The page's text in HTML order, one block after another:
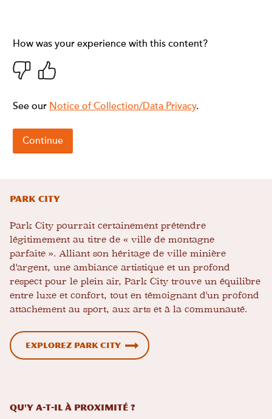
Park City
Park City pourrait certainement prétendre
légitimement au titre de « ville de montagne
parfaite ». Alliant son héritage de ville minière
d'argent, une ambiance artistique et un profond
respect pour le plein air, Park City trouve un équilibre
entre luxe et confort, tout en témoignant d'un profond
attachement au sport, aux arts et à la communauté.
Explorez Park City
Qu'y a-t-il à proximité ?